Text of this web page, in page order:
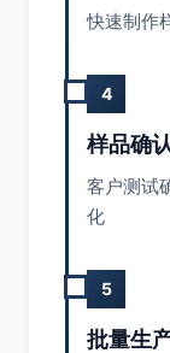
快速制作
4
样品确认
客户测试
化
5
批量生